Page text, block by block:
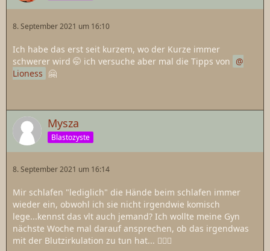
8. September 2021 um 16:10
Ich habe das erst seit kurzem, wo der Kurze immer
schwerer wird 🤭 ich versuche aber mal die Tipps von
Lioness 🤗
Mysza
Blastozyste
8. September 2021 um 16:14
Mir schlafen "lediglich" die Hände beim schlafen immer
wieder ein, obwohl ich sie nicht irgendwie komisch
lege...kennst das vlt auch jemand? Ich wollte meine Gyn
nächste Woche mal darauf ansprechen, ob das irgendwas
mit der Blutzirkulation zu tun hat... 🤷🏻‍♀️